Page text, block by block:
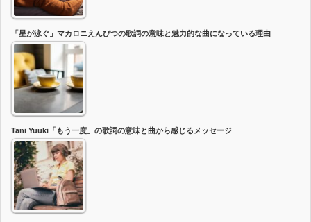
「星が泳ぐ」マカロニえんぴつの歌詞の意味と魅力的な曲になっている理由
Tani Yuuki「もう一度」の歌詞の意味と曲から感じるメッセージ